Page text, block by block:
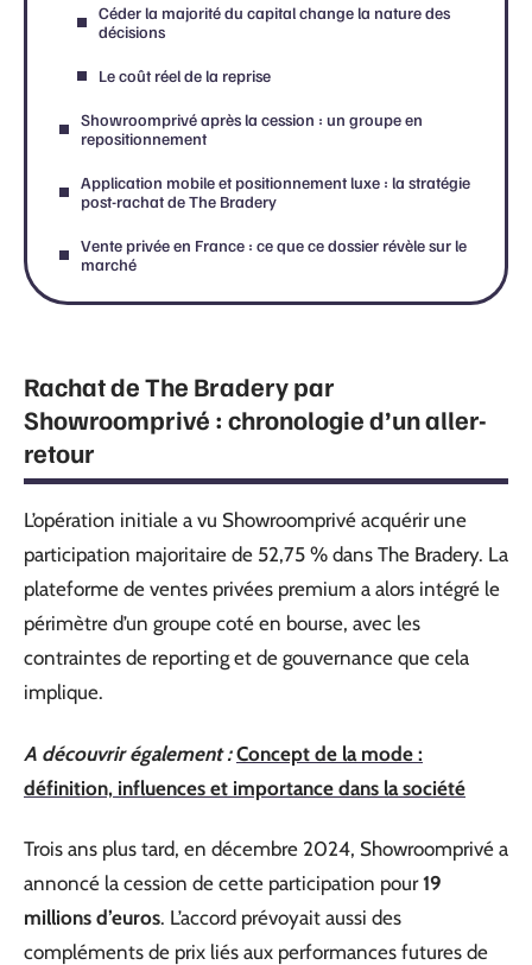
Céder la majorité du capital change la nature des
décisions
Le coût réel de la reprise
Showroomprivé après la cession : un groupe en
repositionnement
Application mobile et positionnement luxe : la stratégie
post-rachat de The Bradery
Vente privée en France : ce que ce dossier révèle sur le
marché
Rachat de The Bradery par
Showroomprivé : chronologie d’un aller-
retour
L’opération initiale a vu Showroomprivé acquérir une
participation majoritaire de 52,75 % dans The Bradery. La
plateforme de ventes privées premium a alors intégré le
périmètre d’un groupe coté en bourse, avec les
contraintes de reporting et de gouvernance que cela
implique.
A découvrir également : Concept de la mode :
définition, influences et importance dans la société
Trois ans plus tard, en décembre 2024, Showroomprivé a
annoncé la cession de cette participation pour19
millions d’euros. L’accord prévoyait aussi des
compléments de prix liés aux performances futures de